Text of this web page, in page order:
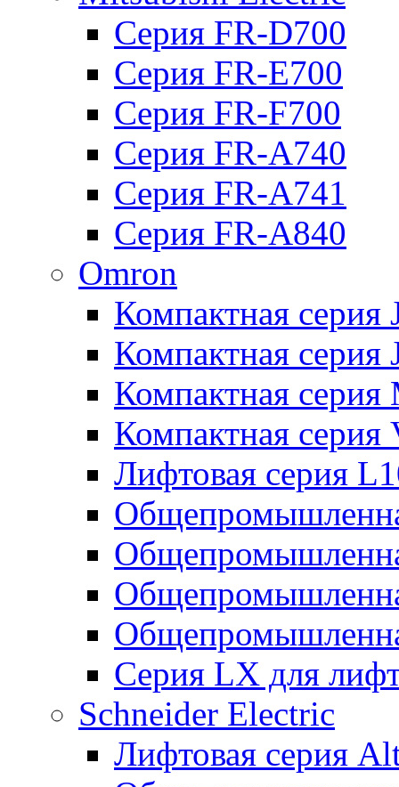
Серия FR-D700
Серия FR-E700
Серия FR-F700
Серия FR-А740
Серия FR-А741
Серия FR-А840
Omron
Компактная серия
Компактная серия
Компактная серия
Компактная серия
Лифтовая серия
Серия LX для
Schneider Electric
Лифтовая серия